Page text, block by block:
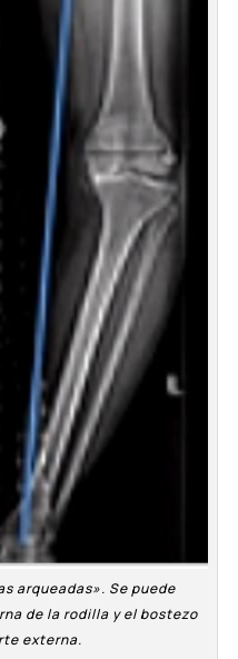
arqueadas». Se puede
de la rodilla y el bostezo
externa.